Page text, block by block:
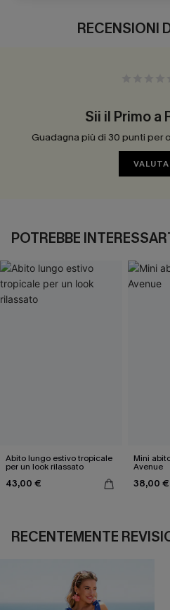
RECENSIONI
Sii il Primo a
Guadagna più di 30 punti per
POTREBBE
Abito lungo estivo tropicale
per un look rilassato
43,00 €
Mini
Avenue
38,00 €
RECENTEMENTE